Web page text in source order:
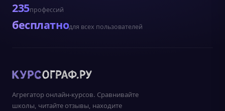
235профессий
бесплатнодля всех пользователей
Агрегатор онлайн-курсов. Сравнивайте
школы, читайте отзывы, находите